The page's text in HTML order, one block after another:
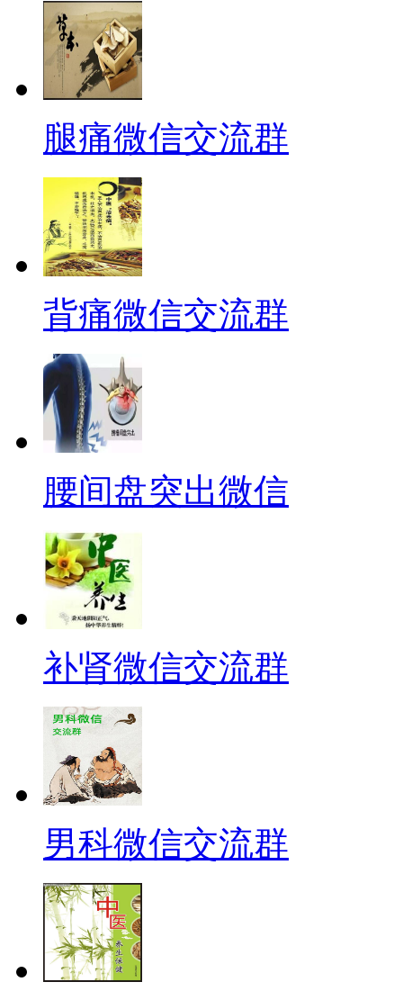
腿痛微信交流群
背痛微信交流群
腰间盘突出微信
补肾微信交流群
男科微信交流群